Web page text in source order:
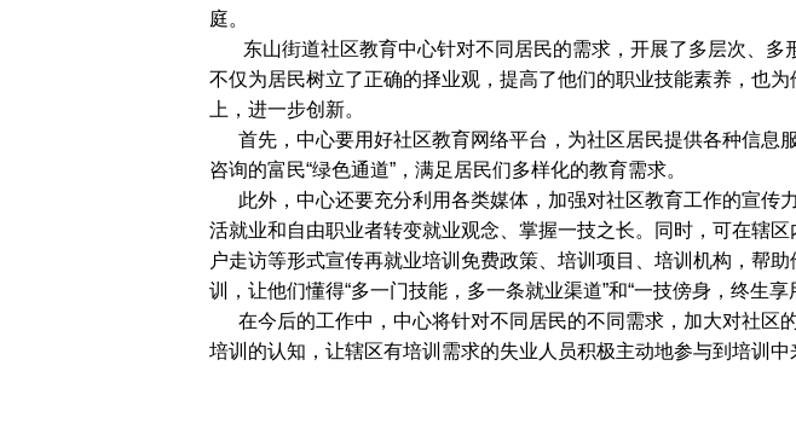
庭。
东山街道社区教育中心针对不同居民的需求，开展了多层次、多
不仅为居民树立了正确的择业观，提高了他们的职业技能素养，也
上，进一步创新。
首先，中心要用好社区教育网络平台，为社区居民提供各种信息
咨询的富民“绿色通道”，满足居民们多样化的教育需求。
此外，中心还要充分利用各类媒体，加强对社区教育工作的宣传
活就业和自由职业者转变就业观念、掌握一技之长。
同时，可在辖区
户走访等形式宣传再就业培训免费政策、培训项目、培训机构，帮
训，让他们懂得“多一门技能，多一条就业渠道”和“一技傍身，终生享
在今后的工作中，中心将针对不同居民的不同需求，加大对社区
培训的认知，让辖区有培训需求的失业人员积极主动地参与到培训